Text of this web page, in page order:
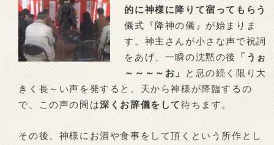
的に神様に降りて宿ってもらう
儀式『降神の儀』が始まりま
す。神主さんが小さな声で祝詞
をあげ、一瞬の沈黙の後
「うぉ
～～～～お」
と息の続く限り大
きく長～い声を発すると、天から神様が降臨するの
で、この声の間は深くお辞儀をして待ちます。
その後、神様にお酒や食事をして頂くという所作とし